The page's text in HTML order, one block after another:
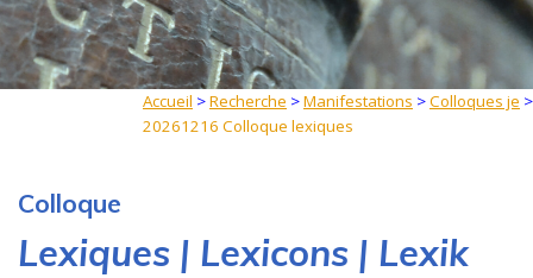
Accueil >Recherche >Manifestations >Colloques je >
20261216 Colloque lexiques
Colloque
Lexiques | Lexicons | Lexik